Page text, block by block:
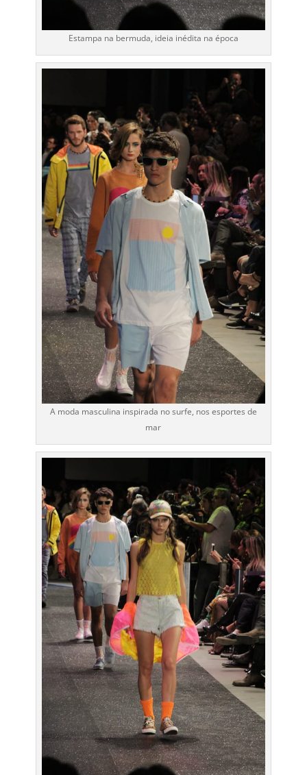
Estampa na bermuda, ideia inédita na época
A moda masculina inspirada no surfe, nos esportes de
mar